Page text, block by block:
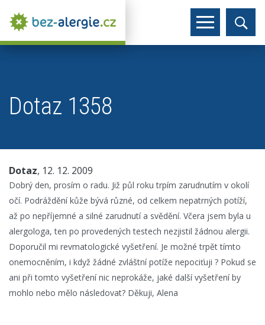
Dotaz 1358
Dotaz, 12. 12. 2009
Dobrý den, prosím o radu. Již půl roku trpím zarudnutím v okolí
očí. Podráždění kůže bývá různé, od celkem nepatrných potíží,
až po nepříjemné a silné zarudnutí a svědění. Včera jsem byla u
alergologa, ten po provedených testech nezjistil žádnou alergii.
Doporučil mi revmatologické vyšetření. Je možné trpět tímto
onemocněním, i když žádné zvláštní potíže nepociťuji ? Pokud se
ani při tomto vyšetření nic neprokáže, jaké další vyšetření by
mohlo nebo mělo následovat? Děkuji, Alena